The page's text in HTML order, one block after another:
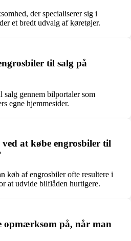
der specialiserer sig i
et bredt udvalg af køretøjer.
til salg på
gennem bilportaler som
egne hjemmesider.
at købe engrosbiler til
køb af engrosbiler ofte resultere i
at udvide bilflåden hurtigere.
opmærksom på, når man